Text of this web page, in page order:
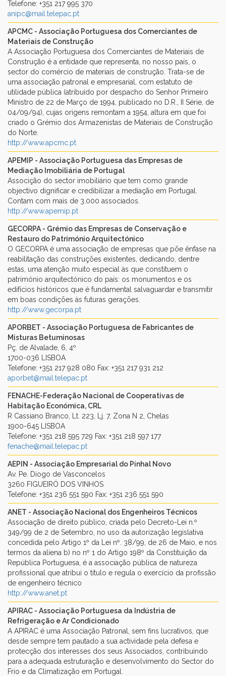
Telefone: +351 217 995 370
anipc@mail.telepac.pt
APCMC - Associação Portuguesa dos Comerciantes de
Materiais de Construção
A Associação Portuguesa dos Comerciantes de Materiais de
Construção é a entidade que representa, no nosso país, o
sector do comércio de materiais de construção. Trata-se de
uma associação patronal e empresarial, com estatuto de
utilidade pública (atribuído por despacho do Senhor Primeiro
Ministro de 22 de Março de 1994, publicado no D.R., II Série, de
04/09/94), cujas origens remontam a 1954, altura em que foi
criado o Grémio dos Armazenistas de Materiais de Construção
do Norte.
http://www.apcmc.pt
APEMIP - Associação Portuguesa das Empresas de
Mediação Imobiliária de Portugal
Associção do sector imobiliário que tem como grande
objectivo dignificar e credibilizar a mediação em Portugal.
Contam com mais de 3.000 associados.
http://www.apemip.pt
GECORPA - Grémio das Empresas de Conservação e
Restauro do Património Arquitectónico
O GECORPA é uma associação de empresas que põe ênfase na
reabilitação das construções existentes, dedicando, dentre
estas, uma atenção muito especial às que constituem o
património arquitectónico do país: os monumentos e os
edifícios históricos que é fundamental salvaguardar e transmitir
em boas condições às futuras gerações.
http://www.gecorpa.pt
APORBET - Associação Portuguesa de Fabricantes de
Misturas Betuminosas
Pç. de Alvalade, 6, 4º
1700-036 LISBOA
Telefone: +351 217 928 080 Fax: +351 217 931 212
aporbet@mail.telepac.pt
FENACHE-Federação Nacional de Cooperativas de
Habitação Económica, CRL
R Cassiano Branco, Lt. 223, Lj. 7, Zona N 2, Chelas
1900-645 LISBOA
Telefone: +351 218 595 729 Fax: +351 218 597 177
fenache@mail.telepac.pt
AEPIN - Associação Empresarial do Pinhal Novo
Av. Pe. Diogo de Vasconcelos
3260 FIGUEIRÓ DOS VINHOS
Telefone: +351 236 551 590 Fax: +351 236 551 590
ANET - Associação Nacional dos Engenheiros Técnicos
Associação de direito público, criada pelo Decreto-Lei n.º
349/99 de 2 de Setembro, no uso da autorização legislativa
concedida pelo Artigo 1º da Lei nº. 38/99, de 26 de Maio, e nos
termos da alíena b) no nº 1 do Artigo 198º da Constituição da
República Portuguesa, é a associação pública de natureza
profissional que atribui o título e regula o exercício da profissão
de engenheiro técnico
http://www.anet.pt
APIRAC - Associação Portuguesa da Indústria de
Refrigeração e Ar Condicionado
A APIRAC é uma Associação Patronal, sem fins lucrativos, que
desde sempre tem pautado a sua actividade pela defesa e
protecção dos interesses dos seus Associados, contribuindo
para a adequada estruturação e desenvolvimento do Sector do
Frio e da Climatização em Portugal.